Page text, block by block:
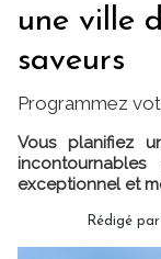
une ville
saveurs
Programmez
Vous planifiez
exceptionnel et
Rédigé par